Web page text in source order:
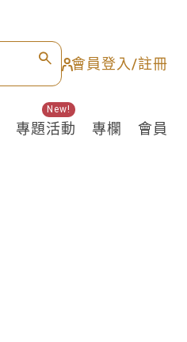
會員登入/註冊
專題活動
New!
專欄 會員